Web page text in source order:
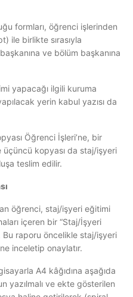
formları, öğrenci işlerinden
ile birlikte sırasıyla
ve bölüm başkanına
yapacağı ilgili kuruma
yerin kabul yazısı da
Öğrenci İşleri’ne, bir
üçüncü kopyası da staj/işyeri
teslim edilir.
öğrenci, staj/işyeri eğitimi
içeren bir “Staj/İşyeri
Bu raporu öncelikle staj/işyeri
inceletip onaylatır.
A4 kâğıdına aşağıda
yazılmalı ve ekte gösterilen